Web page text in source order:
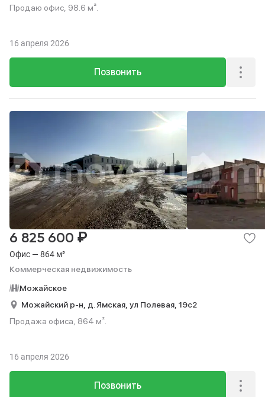
Продаю офис, 98.6 м².
Позвонить
16 апреля 2026
Офис — 864 м²
Коммерческая недвижимость
6 825 600 ₽
Можайское
Можайский р-н, д. Ямская, ул Полевая, 19с2
Продажа офиса, 864 м².
Позвонить
16 апреля 2026